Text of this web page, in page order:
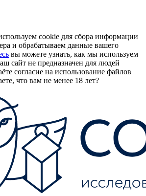
cookie для сбора информации
и обрабатываем данные вашего
вы можете узнать, как мы используем
сайт не предназначен для людей
согласие на использование файлов
что вам не менее 18 лет?